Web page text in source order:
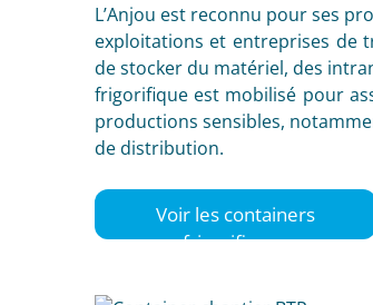
L’Anjou est reconnu pour ses
exploitations et entreprises de
de stocker du matériel, des
frigorifique est mobilisé pour
productions sensibles,
de distribution.
Voir les containers
frigorifiques